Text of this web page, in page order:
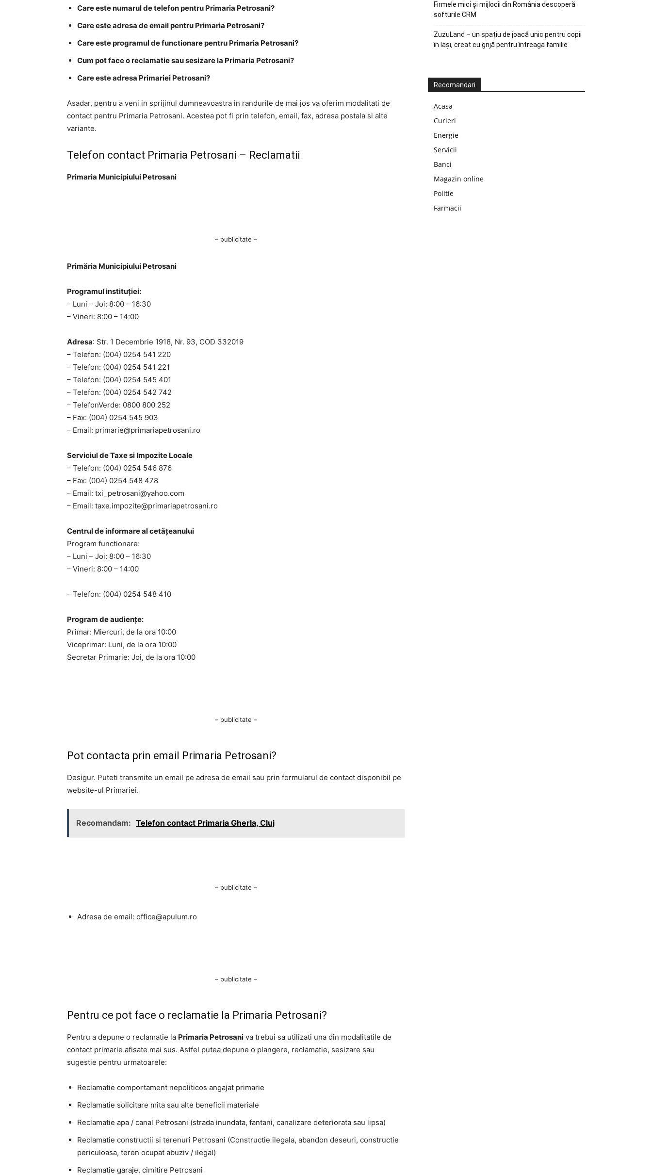
Care este numarul de telefon pentru Primaria Petrosani?
Care este adresa de email pentru Primaria Petrosani?
Care este programul de functionare pentru Primaria Petrosani?
Cum pot face o reclamatie sau sesizare la Primaria Petrosani?
Care este adresa Primariei Petrosani?
Asadar, pentru a veni in sprijinul dumneavoastra in randurile de mai jos va oferim modalitati de
contact pentru Primaria Petrosani. Acestea pot fi prin telefon, email, fax, adresa postala si alte
variante.
Telefon contact Primaria Petrosani – Reclamatii
Primaria Municipiului Petrosani
– publicitate –
Primăria Municipiului Petrosani
Programul instituției:
– Luni – Joi: 8:00 – 16:30
– Vineri: 8:00 – 14:00
Adresa: Str. 1 Decembrie 1918, Nr. 93, COD 332019
– Telefon: (004) 0254 541 220
– Telefon: (004) 0254 541 221
– Telefon: (004) 0254 545 401
– Telefon: (004) 0254 542 742
– TelefonVerde: 0800 800 252
– Fax: (004) 0254 545 903
– Email: primarie@primariapetrosani.ro
Serviciul de Taxe si Impozite Locale
– Telefon: (004) 0254 546 876
– Fax: (004) 0254 548 478
– Email: txi_petrosani@yahoo.com
– Email: taxe.impozite@primariapetrosani.ro
Centrul de informare al cetăţeanului
Program functionare:
– Luni – Joi: 8:00 – 16:30
– Vineri: 8:00 – 14:00
– Telefon: (004) 0254 548 410
Program de audiențe:
Primar: Miercuri, de la ora 10:00
Viceprimar: Luni, de la ora 10:00
Secretar Primarie: Joi, de la ora 10:00
– publicitate –
Pot contacta prin email Primaria Petrosani?
Desigur. Puteti transmite un email pe adresa de email sau prin formularul de contact disponibil pe
website-ul Primariei.
Recomandam: Telefon contact Primaria Gherla, Cluj
– publicitate –
Adresa de email: office@apulum.ro
– publicitate –
Pentru ce pot face o reclamatie la Primaria Petrosani?
Pentru a depune o reclamatie la Primaria Petrosani va trebui sa utilizati una din modalitatile de
contact primarie afisate mai sus. Astfel putea depune o plangere, reclamatie, sesizare sau
sugestie pentru urmatoarele:
Reclamatie comportament nepoliticos angajat primarie
Reclamatie solicitare mita sau alte beneficii materiale
Reclamatie apa / canal Petrosani (strada inundata, fantani, canalizare deteriorata sau lipsa)
Reclamatie constructii si terenuri Petrosani (Constructie ilegala, abandon deseuri, constructie
periculoasa, teren ocupat abuziv / ilegal)
Reclamatie garaje, cimitire Petrosani
Firmele mici și mijlocii din România descoperă
softurile CRM
ZuzuLand – un spațiu de joacă unic pentru copii
în Iași, creat cu grijă pentru întreaga familie
Recomandari
Acasa
Curieri
Energie
Servicii
Banci
Magazin online
Politie
Farmacii